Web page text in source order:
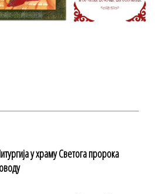
у храму Светога пророка